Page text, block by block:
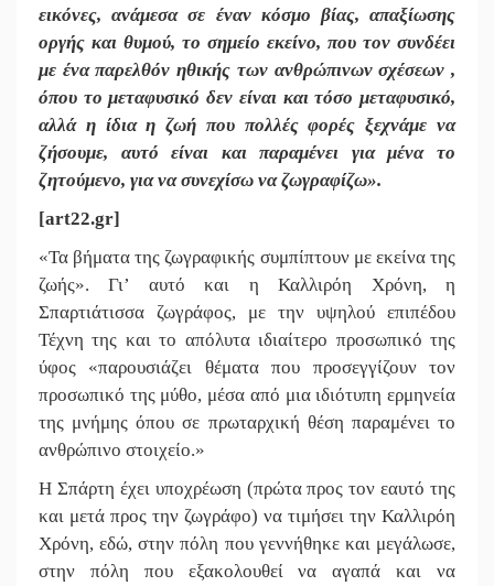
εικόνες, ανάμεσα σε έναν κόσμο βίας, απαξίωσης
οργής και θυμού, το σημείο εκείνο, που τον συνδέει
με ένα παρελθόν ηθικής των ανθρώπινων σχέσεων ,
όπου το μεταφυσικό δεν είναι και τόσο μεταφυσικό,
αλλά η ίδια η ζωή που πολλές φορές ξεχνάμε να
ζήσουμε, αυτό είναι και παραμένει για μένα το
ζητούμενο, για να συνεχίσω να ζωγραφίζω».
[art22.gr]
«Τα βήματα της ζωγραφικής συμπίπτουν με εκείνα της
ζωής». Γι’ αυτό και η Καλλιρόη Χρόνη, η
Σπαρτιάτισσα ζωγράφος, με την υψηλού επιπέδου
Τέχνη της και το απόλυτα ιδιαίτερο προσωπικό της
ύφος «παρουσιάζει θέματα που προσεγγίζουν τον
προσωπικό της μύθο, μέσα από μια ιδιότυπη ερμηνεία
της μνήμης όπου σε πρωταρχική θέση παραμένει το
ανθρώπινο στοιχείο.»
Η Σπάρτη έχει υποχρέωση (πρώτα προς τον εαυτό της
και μετά προς την ζωγράφο) να τιμήσει την Καλλιρόη
Χρόνη, εδώ, στην πόλη που γεννήθηκε και μεγάλωσε,
στην πόλη που εξακολουθεί να αγαπά και να